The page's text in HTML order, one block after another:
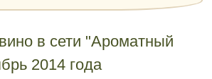
в сети "Ароматный
2014 года